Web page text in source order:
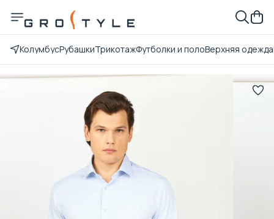
КолумбусРубашкиТрикотажФутболки и полоВерхняя одежда